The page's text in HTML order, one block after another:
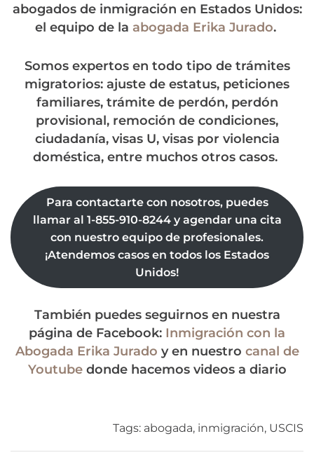
abogados de inmigración en Estados Unidos:
el equipo de la abogada Erika Jurado.
Somos expertos en todo tipo de trámites
migratorios: ajuste de estatus, peticiones
familiares, trámite de perdón, perdón
provisional, remoción de condiciones,
ciudadanía, visas U, visas por violencia
doméstica, entre muchos otros casos.
Para contactarte con nosotros, puedes
llamar al 1-855-910-8244 y agendar una cita
con nuestro equipo de profesionales.
¡Atendemos casos en todos los Estados
Unidos!
También puedes seguirnos en nuestra
página de Facebook: Inmigración con la
Abogada Erika Jurado y en nuestro canal de
Youtubedonde hacemos videos a diario
Tags: abogada, inmigración, USCIS